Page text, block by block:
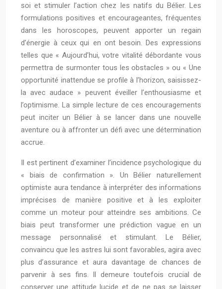
soi et stimuler l’action chez les natifs du Bélier. Les
formulations positives et encourageantes, fréquentes
dans les horoscopes, peuvent apporter un regain
d’énergie à ceux qui en ont besoin. Des expressions
telles que « Aujourd’hui, votre vitalité débordante vous
permettra de surmonter tous les obstacles » ou « Une
opportunité inattendue se profile à l’horizon, saisissez-
la avec audace » peuvent éveiller l’enthousiasme et
l’optimisme. La simple lecture de ces encouragements
peut inciter un Bélier à se lancer dans une nouvelle
aventure ou à affronter un défi avec une détermination
accrue.
Il est pertinent d’examiner l’incidence psychologique du
« biais de confirmation ». Un Bélier naturellement
optimiste aura tendance à interpréter des informations
imprécises de manière positive et à les exploiter
comme un moteur pour atteindre ses ambitions. Ce
biais peut transformer une prédiction vague en un
message personnalisé et stimulant. Le Bélier,
convaincu que les astres lui sont favorables, agira avec
plus d’assurance et aura davantage de chances de
parvenir à ses fins. Il demeure toutefois crucial de
conserver une attitude lucide et de ne pas se laisser